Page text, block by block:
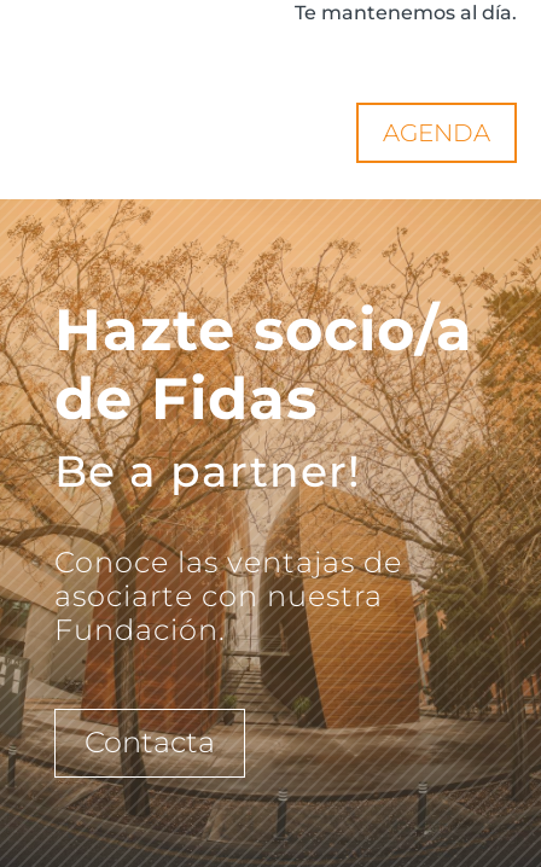
Te mantenemos al día.
AGENDA
Hazte socio/a
de Fidas
Be a partner!
Conoce las ventajas de
asociarte con nuestra
Fundación.
Contacta